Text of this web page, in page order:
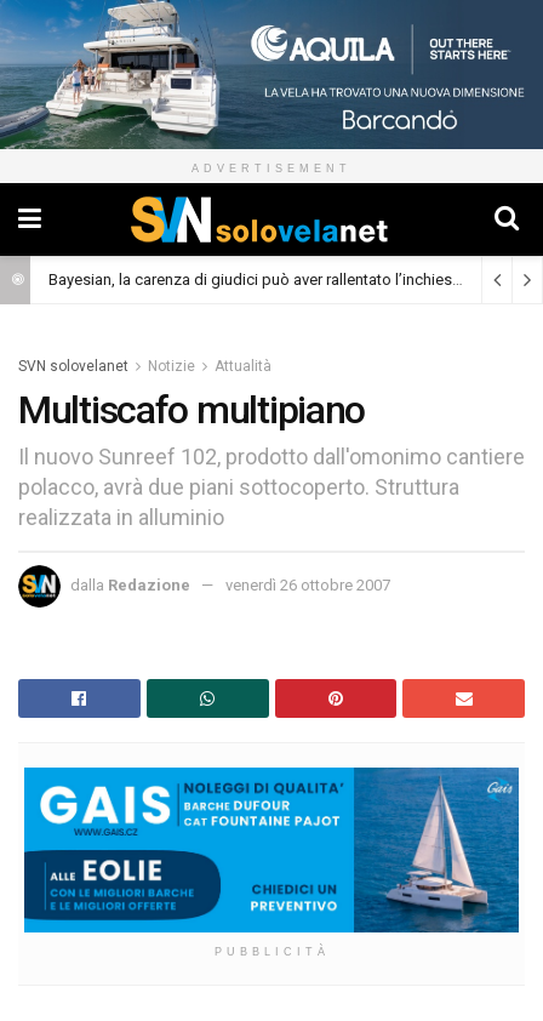
ADVERTISEMENT
Bayesian, la carenza di giudici può aver rallentato l’inchiesta (Cronaca)
SVN solovelanet Notizie Attualità
Multiscafo multipiano
Il nuovo Sunreef 102, prodotto dall'omonimo cantiere
polacco, avrà due piani sottocoperto. Struttura
realizzata in alluminio
dalla Redazione venerdì 26 ottobre 2007
PUBBLICITÀ